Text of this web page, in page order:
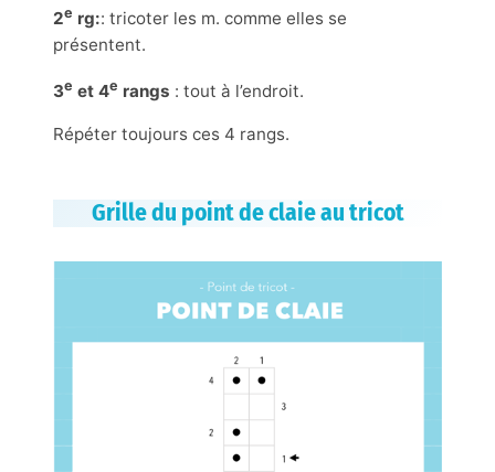
2e rg:: tricoter les m. comme elles se
présentent.
3e et 4e rangs : tout à l’endroit.
Répéter toujours ces 4 rangs.
Grille du point de claie au tricot